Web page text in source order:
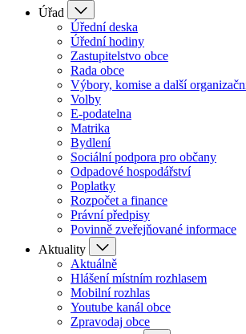
Úřad
Úřední deska
Úřední hodiny
Zastupitelstvo obce
Rada obce
Výbory, komise a další
Volby
E-podatelna
Matrika
Bydlení
Sociální podpora pro občany
Odpadové hospodářství
Poplatky
Rozpočet a finance
Právní předpisy
Povinně zveřejňované informace
Aktuality
Aktuálně
Hlášení místním rozhlasem
Mobilní rozhlas
Youtube kanál obce
Zpravodaj obce